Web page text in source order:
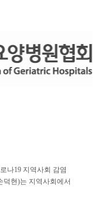
나19 지역사회 감염
덕현)는 지역사회에서
이 증가함에 따라 요...